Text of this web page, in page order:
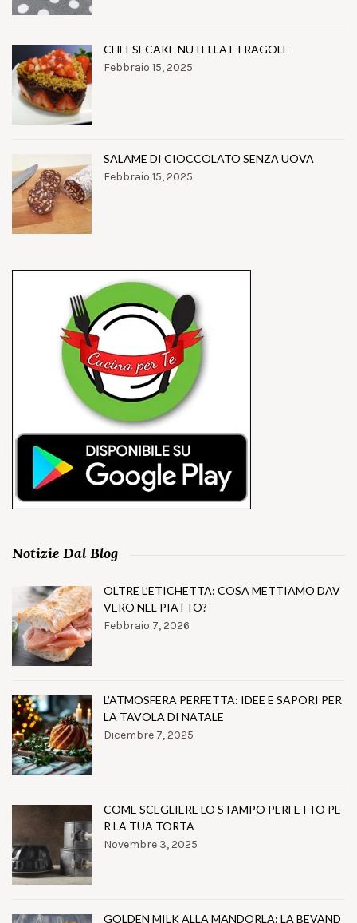
CHEESECAKE NUTELLA E FRAGOLE
Febbraio 15, 2025
SALAME DI CIOCCOLATO SENZA UOVA
Febbraio 15, 2025
Notizie Dal Blog
OLTRE L’ETICHETTA: COSA METTIAMO DAV
VERO NEL PIATTO?
Febbraio 7, 2026
L’ATMOSFERA PERFETTA: IDEE E SAPORI PER
LA TAVOLA DI NATALE
Dicembre 7, 2025
COME SCEGLIERE LO STAMPO PERFETTO PE
R LA TUA TORTA
Novembre 3, 2025
GOLDEN MILK ALLA MANDORLA: LA BEVAND